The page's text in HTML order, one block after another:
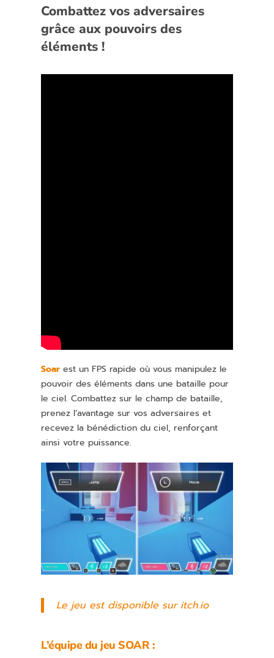
Combattez vos adversaires
grâce aux pouvoirs des
éléments !
Soar est un FPS rapide où vous manipulez le
pouvoir des éléments dans une bataille pour
le ciel. Combattez sur le champ de bataille,
prenez l’avantage sur vos adversaires et
recevez la bénédiction du ciel, renforçant
ainsi votre puissance.
Le jeu est disponible sur itch.io
L’équipe du jeu SOAR :